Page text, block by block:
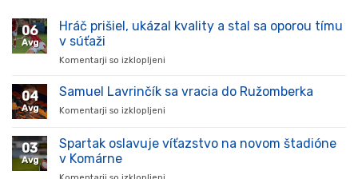
06
Avg
Hráč prišiel, ukázal kvality a stal sa oporou tímu
v súťaži
Komentarji so izklopljeni
prišiel,
stal
04
Avg
Samuel Lavrinčík sa vracia do Ružomberka
Komentarji so izklopljeni
Lavrinčík
03
Avg
Spartak oslavuje víťazstvo na novom štadióne
v Komárne